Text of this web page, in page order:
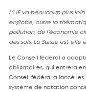
L’UE va beaucoup plus
englobe, outre la
pollution, de l’économie
des sols. La Suisse est-elle
Le Conseil fédéral a
obligatoires, qui entrera en
Conseil fédéral a lancé les
système de notation